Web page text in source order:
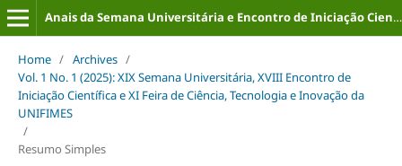
Anais da Semana Universitária e Encontro de Iniciação Científica (ISSN: 2316-8226)
Home / Archives /
Vol. 1 No. 1 (2025): XIX Semana Universitária, XVIII Encontro de
Iniciação Científica e XI Feira de Ciência, Tecnologia e Inovação da
UNIFIMES
/
Resumo Simples